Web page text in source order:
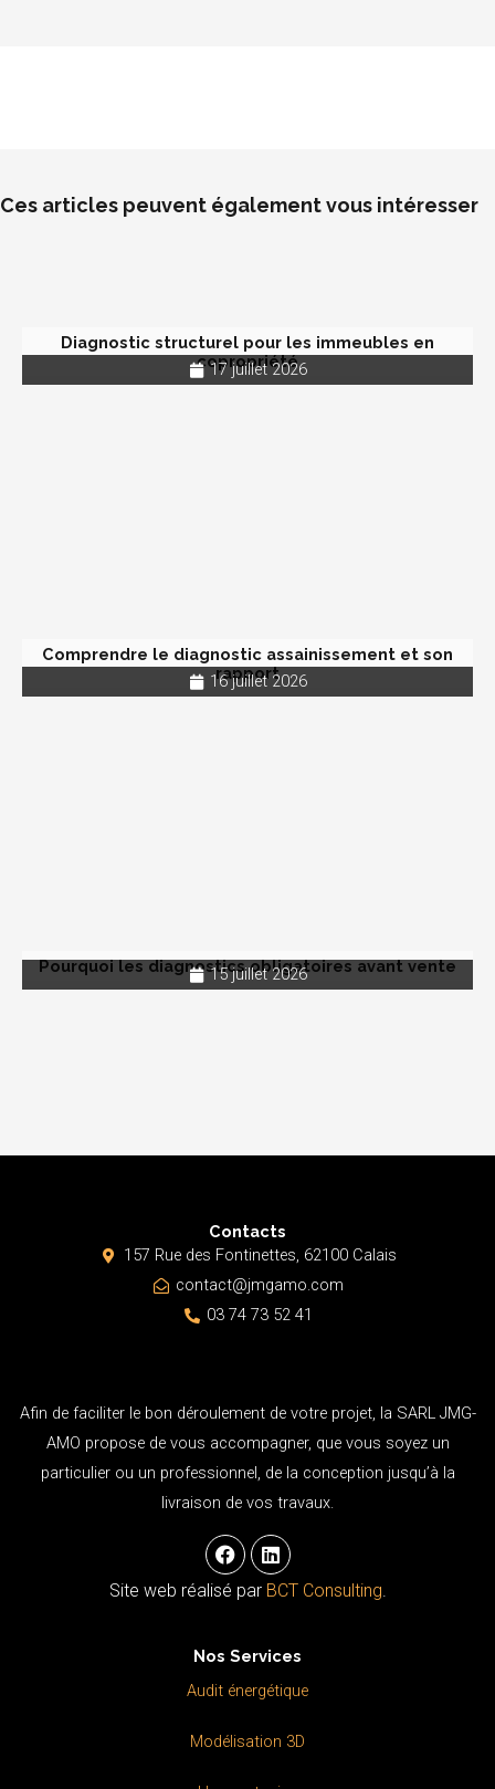
Ces articles peuvent également vous intéresser
Diagnostic structurel pour les immeubles en
copropriété
17 juillet 2026
Comprendre le diagnostic assainissement et son
rapport
16 juillet 2026
Pourquoi les diagnostics obligatoires avant vente
15 juillet 2026
Contacts
157 Rue des Fontinettes, 62100 Calais
contact@jmgamo.com
03 74 73 52 41
Afin de faciliter le bon déroulement de votre projet, la SARL JMG-
AMO propose de vous accompagner, que vous soyez un
particulier ou un professionnel, de la conception jusqu’à la
livraison de vos travaux.
F
a
c
e
o
k
L
i
n
k
i
n
Site web réalisé par BCT Consulting.
Nos Services
Audit énergétique
Modélisation 3D